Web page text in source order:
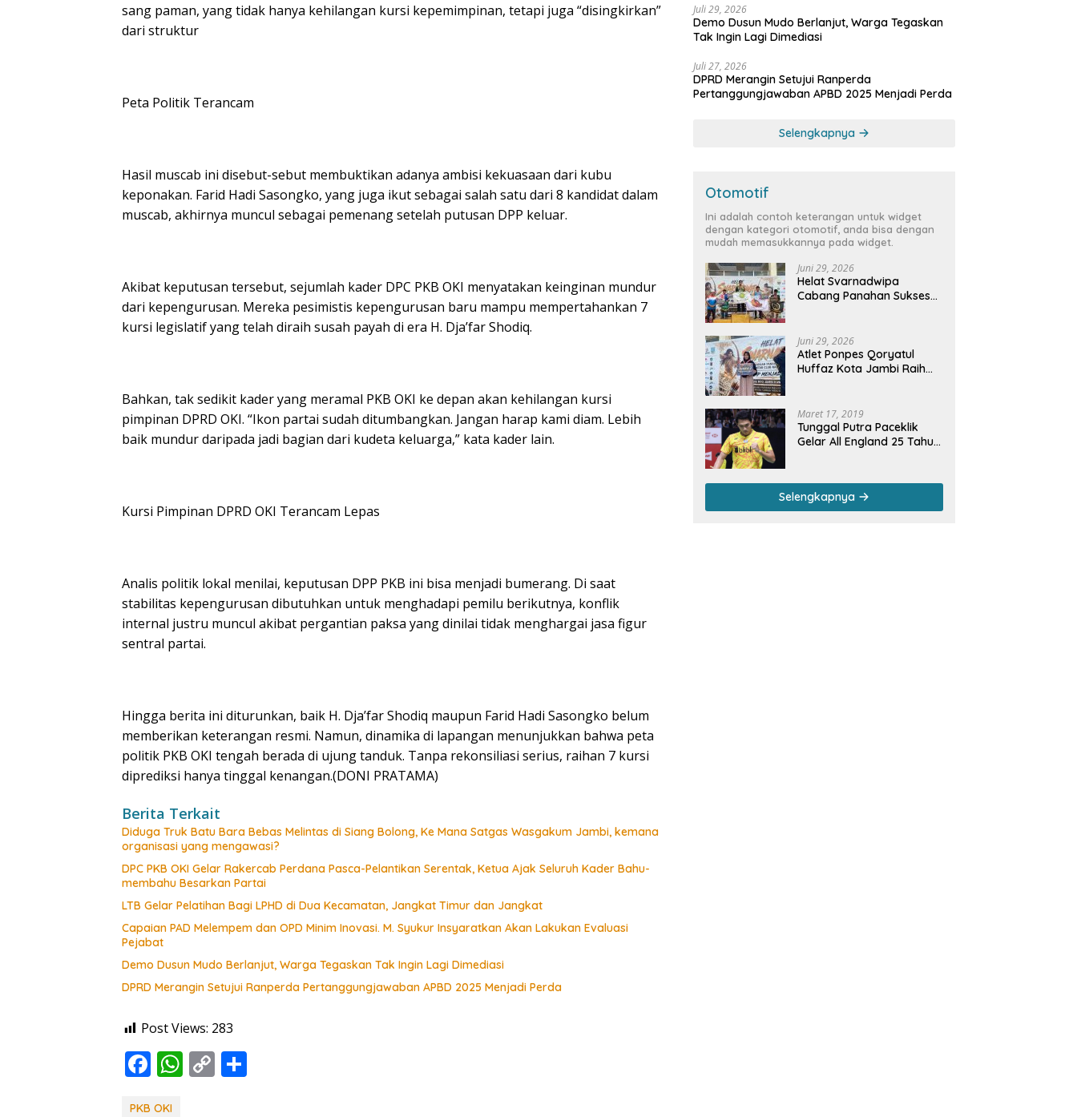
sang paman, yang tidak hanya kehilangan kursi kepemimpinan, tetapi juga “disingkirkan”
dari struktur
Peta Politik Terancam
Hasil muscab ini disebut-sebut membuktikan adanya ambisi kekuasaan dari kubu
keponakan. Farid Hadi Sasongko, yang juga ikut sebagai salah satu dari 8 kandidat dalam
muscab, akhirnya muncul sebagai pemenang setelah putusan DPP keluar.
Akibat keputusan tersebut, sejumlah kader DPC PKB OKI menyatakan keinginan mundur
dari kepengurusan. Mereka pesimistis kepengurusan baru mampu mempertahankan 7
kursi legislatif yang telah diraih susah payah di era H. Dja’far Shodiq.
Bahkan, tak sedikit kader yang meramal PKB OKI ke depan akan kehilangan kursi
pimpinan DPRD OKI. “Ikon partai sudah ditumbangkan. Jangan harap kami diam. Lebih
baik mundur daripada jadi bagian dari kudeta keluarga,” kata kader lain.
Kursi Pimpinan DPRD OKI Terancam Lepas
Analis politik lokal menilai, keputusan DPP PKB ini bisa menjadi bumerang. Di saat
stabilitas kepengurusan dibutuhkan untuk menghadapi pemilu berikutnya, konflik
internal justru muncul akibat pergantian paksa yang dinilai tidak menghargai jasa figur
sentral partai.
Hingga berita ini diturunkan, baik H. Dja’far Shodiq maupun Farid Hadi Sasongko belum
memberikan keterangan resmi. Namun, dinamika di lapangan menunjukkan bahwa peta
politik PKB OKI tengah berada di ujung tanduk. Tanpa rekonsiliasi serius, raihan 7 kursi
diprediksi hanya tinggal kenangan.(DONI PRATAMA)
Berita Terkait
Diduga Truk Batu Bara Bebas Melintas di Siang Bolong, Ke Mana Satgas Wasgakum Jambi, kemana
organisasi yang mengawasi?
DPC PKB OKI Gelar Rakercab Perdana Pasca-Pelantikan Serentak, Ketua Ajak Seluruh Kader Bahu-
membahu Besarkan Partai
LTB Gelar Pelatihan Bagi LPHD di Dua Kecamatan, Jangkat Timur dan Jangkat
Capaian PAD Melempem dan OPD Minim Inovasi. M. Syukur Insyaratkan Akan Lakukan Evaluasi
Pejabat
Demo Dusun Mudo Berlanjut, Warga Tegaskan Tak Ingin Lagi Dimediasi
DPRD Merangin Setujui Ranperda Pertanggungjawaban APBD 2025 Menjadi Perda
Post Views: 283
F W C
PKB OKI
Juli 29, 2026
Demo Dusun Mudo Berlanjut, Warga Tegaskan
Tak Ingin Lagi Dimediasi
Juli 27, 2026
DPRD Merangin Setujui Ranperda
Pertanggungjawaban APBD 2025 Menjadi Perda
Selengkapnya
Otomotif
Ini adalah contoh keterangan untuk widget
dengan kategori otomotif, anda bisa dengan
mudah memasukkannya pada widget.
Juni 29, 2026
Helat Svarnadwipa
Cabang Panahan Sukses
Apresiasi
Juni 29, 2026
Atlet Ponpes Qoryatul
Huffaz Kota Jambi Raih
Maret 17, 2019
Tunggal Putra Paceklik
Gelar All England 25 Tahun,
Selengkapnya